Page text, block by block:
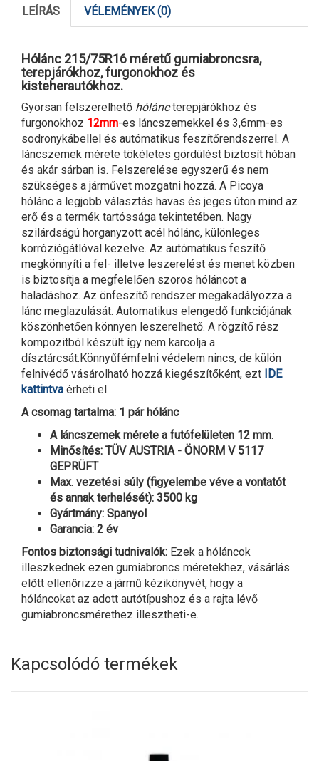
LEÍRÁS VÉLEMÉNYEK (0)
Hólánc 215/75R16 méretű gumiabroncsra,
terepjárókhoz, furgonokhoz és
kisteherautókhoz.
Gyorsan felszerelhető hóláncterepjárókhoz és
furgonokhoz 12mm-es láncszemekkel és 3,6mm-es
sodronykábellel és autómatikus feszítőrendszerrel. A
láncszemek mérete tökéletes gördülést biztosít hóban
és akár sárban is. Felszerelése egyszerű és nem
szükséges a járművet mozgatni hozzá. A Picoya
hólánc a legjobb választás havas és jeges úton mind az
erő és a termék tartóssága tekintetében. Nagy
szilárdságú horganyzott acél hólánc, különleges
korróziógátlóval kezelve. Az autómatikus feszítő
megkönnyíti a fel- illetve leszerelést és menet közben
is biztosítja a megfelelően szoros hóláncot a
haladáshoz. Az önfeszítő rendszer megakadályozza a
lánc meglazulását. Automatikus elengedő funkciójának
köszönhetően könnyen leszerelhető. A rögzítő rész
kompozitból készült így nem karcolja a
dísztárcsát.Könnyűfémfelni védelem nincs, de külön
felnivédő vásárolható hozzá kiegészítőként, ezt IDE
kattintva érheti el.
A csomag tartalma: 1 pár hólánc
A láncszemek mérete a futófelületen 12 mm.
Minősítés: TÜV AUSTRIA - ÖNORM V 5117
GEPRÜFT
Max. vezetési súly (figyelembe véve a vontatót
és annak terhelését): 3500 kg
Gyártmány: Spanyol
Garancia: 2 év
Fontos biztonsági tudnivalók: Ezek a hóláncok
illeszkednek ezen gumiabroncs méretekhez, vásárlás
előtt ellenőrizze a jármű kézikönyvét, hogy a
hóláncokat az adott autótípushoz és a rajta lévő
gumiabroncsmérethez illesztheti-e.
Kapcsolódó termékek